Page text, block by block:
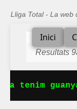
Lliga Total - La web
Inici
Resultats
tenim